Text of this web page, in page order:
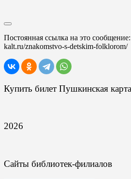
Постоянная ссылка на это сообщение:
kalt.ru/znakomstvo-s-detskim-folklorom/
Купить билет Пушкинская карта
2026
Сайты библиотек-филиалов